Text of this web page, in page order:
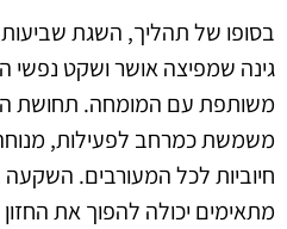
בסופו של תהליך, השגת שביעות
גינה שמפיצה אושר ושקט נפשי
משותפת עם המומחה. תחושת
משמשת כמרחב לפעילות, מנוחה
חיוביות לכל המעורבים. השקעה
מתאימים יכולה להפוך את